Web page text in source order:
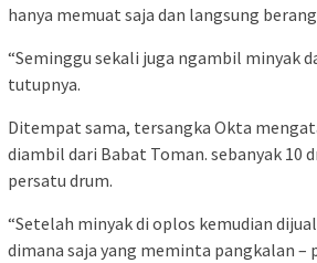
hanya memuat saja dan langsung
“Seminggu sekali juga ngambil minyak
tutupnya.
Ditempat sama, tersangka Okta
diambil dari Babat Toman. sebanyak 10
persatu drum.
“Setelah minyak di oplos kemudian
dimana saja yang meminta pangkalan –